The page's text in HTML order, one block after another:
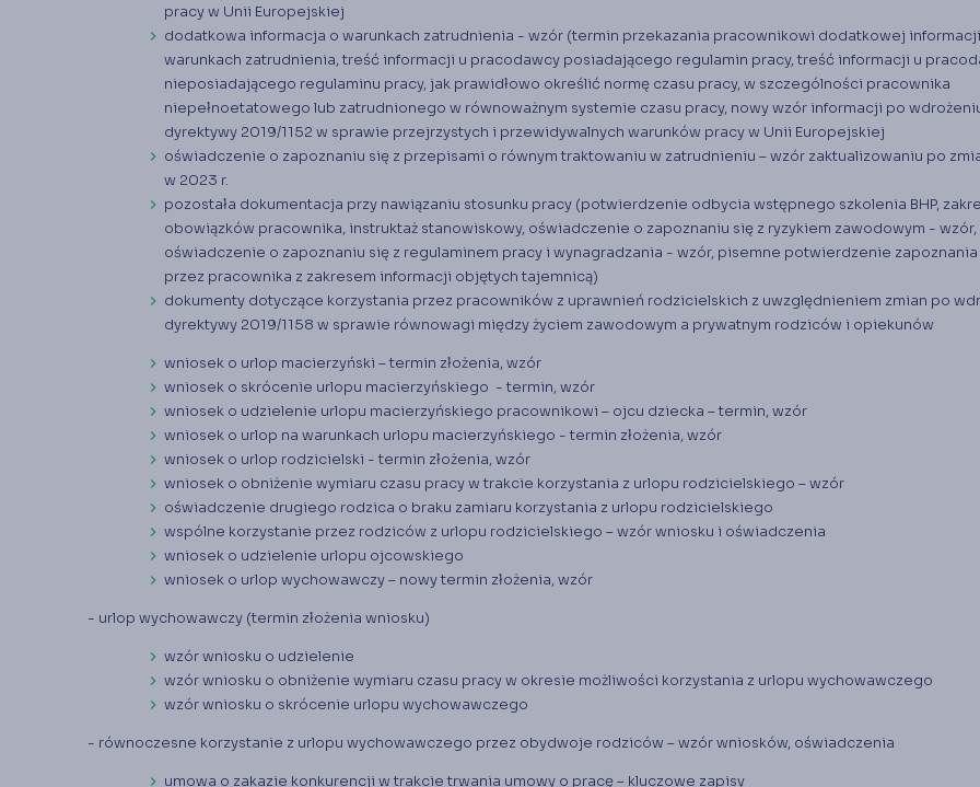
pracy w Unii Europejskiej
dodatkowa informacja o warunkach zatrudnienia - wzór (termin przekazania pracownikowi dodatkowej
warunkach zatrudnienia, treść informacji u pracodawcy posiadającego regulamin pracy, treść informacji u
nieposiadającego regulaminu pracy, jak prawidłowo określić normę czasu pracy, w szczególności pracownika
niepełnoetatowego lub zatrudnionego w równoważnym systemie czasu pracy, nowy wzór informacji po
dyrektywy 2019/1152 w sprawie przejrzystych i przewidywalnych warunków pracy w Unii Europejskiej
oświadczenie o zapoznaniu się z przepisami o równym traktowaniu w zatrudnieniu – wzór zaktualizowaniu po
w 2023 r.
pozostała dokumentacja przy nawiązaniu stosunku pracy (potwierdzenie odbycia wstępnego szkolenia BHP,
obowiązków pracownika, instruktaż stanowiskowy, oświadczenie o zapoznaniu się z ryzykiem zawodowym - wzór,
oświadczenie o zapoznaniu się z regulaminem pracy i wynagradzania - wzór, pisemne potwierdzenie zapoznania
przez pracownika z zakresem informacji objętych tajemnicą)
dokumenty dotyczące korzystania przez pracowników z uprawnień rodzicielskich z uwzględnieniem zmian po
dyrektywy 2019/1158 w sprawie równowagi między życiem zawodowym a prywatnym rodziców i opiekunów
wniosek o urlop macierzyński – termin złożenia, wzór
wniosek o skrócenie urlopu macierzyńskiego - termin, wzór
wniosek o udzielenie urlopu macierzyńskiego pracownikowi – ojcu dziecka – termin, wzór
wniosek o urlop na warunkach urlopu macierzyńskiego - termin złożenia, wzór
wniosek o urlop rodzicielski - termin złożenia, wzór
wniosek o obniżenie wymiaru czasu pracy w trakcie korzystania z urlopu rodzicielskiego – wzór
oświadczenie drugiego rodzica o braku zamiaru korzystania z urlopu rodzicielskiego
wspólne korzystanie przez rodziców z urlopu rodzicielskiego – wzór wniosku i oświadczenia
wniosek o udzielenie urlopu ojcowskiego
wniosek o urlop wychowawczy – nowy termin złożenia, wzór
- urlop wychowawczy (termin złożenia wniosku)
wzór wniosku o udzielenie
wzór wniosku o obniżenie wymiaru czasu pracy w okresie możliwości korzystania z urlopu wychowawczego
wzór wniosku o skrócenie urlopu wychowawczego
- równoczesne korzystanie z urlopu wychowawczego przez obydwoje rodziców – wzór wniosków, oświadczenia
umowa o zakazie konkurencji w trakcie trwania umowy o pracę – kluczowe zapisy